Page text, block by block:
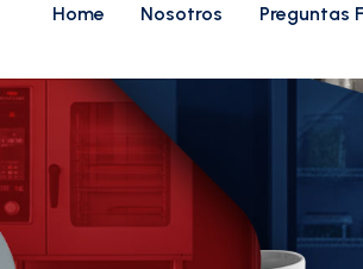
Home Nosotros Preguntas